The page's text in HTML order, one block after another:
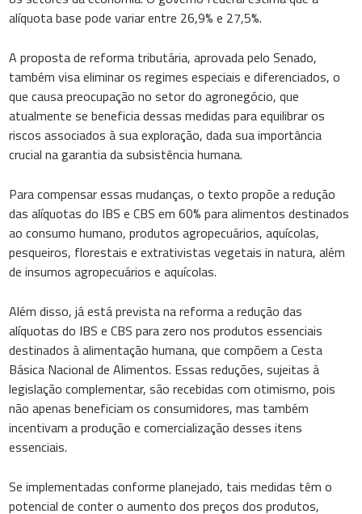
alíquota base pode variar entre 26,9% e 27,5%.
A proposta de reforma tributária, aprovada pelo Senado,
também visa eliminar os regimes especiais e diferenciados, o
que causa preocupação no setor do agronegócio, que
atualmente se beneficia dessas medidas para equilibrar os
riscos associados à sua exploração, dada sua importância
crucial na garantia da subsistência humana.
Para compensar essas mudanças, o texto propõe a redução
das alíquotas do IBS e CBS em 60% para alimentos destinados
ao consumo humano, produtos agropecuários, aquícolas,
pesqueiros, florestais e extrativistas vegetais in natura, além
de insumos agropecuários e aquícolas.
Além disso, já está prevista na reforma a redução das
alíquotas do IBS e CBS para zero nos produtos essenciais
destinados à alimentação humana, que compõem a Cesta
Básica Nacional de Alimentos. Essas reduções, sujeitas à
legislação complementar, são recebidas com otimismo, pois
não apenas beneficiam os consumidores, mas também
incentivam a produção e comercialização desses itens
essenciais.
Se implementadas conforme planejado, tais medidas têm o
potencial de conter o aumento dos preços dos produtos,